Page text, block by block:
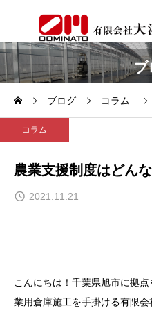
ブ
ブログ コラム
コラム
農業支援制度はどん
2021.11.21
こんにちは！千葉県旭市に拠
業用倉庫施工を手掛ける有限会